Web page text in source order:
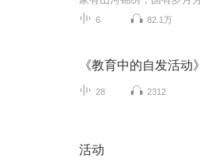
6 82.1万
《教育中的自发活动》
28 2312
活动